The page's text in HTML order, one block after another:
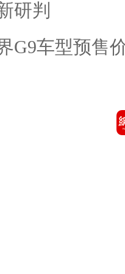
研判
G9车型预售